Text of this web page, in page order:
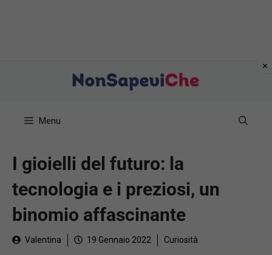
Menu
I gioielli del futuro: la
tecnologia e i preziosi, un
binomio affascinante
Valentina 19 Gennaio 2022 Curiosità